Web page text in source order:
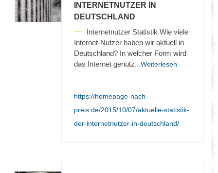
INTERNETNUTZER IN
DEUTSCHLAND
Internetnutzer Statistik Wie viele
Internet-Nutzer haben wir aktuell in
Deutschland? In welcher Form wird
das Internet genutz ...Weiterlesen
https://homepage-nach-
preis.de/2015/10/07/aktuelle-statistik-
der-internetnutzer-in-deutschland/